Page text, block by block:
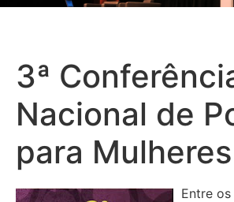
3ª
Nacional de
para Mulheres
Entre